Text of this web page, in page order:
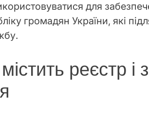
для
громадян України, які
реєстр і